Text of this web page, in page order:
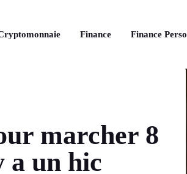
Finance Finance Perso
marcher 8
a un hic